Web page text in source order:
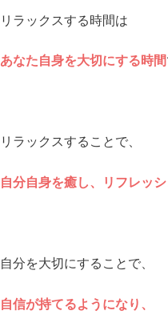
リラックスする時間は
あなた自身を大切にする時間
リラックスすることで、
自分自身を癒し、リフレッ
自分を大切にすることで、
自信が持てるようになり、